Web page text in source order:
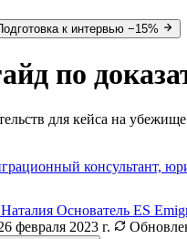
к интервью −15%
по
для кейса на
консультант,
Наталия Основатель ES
февраля 2023 г.